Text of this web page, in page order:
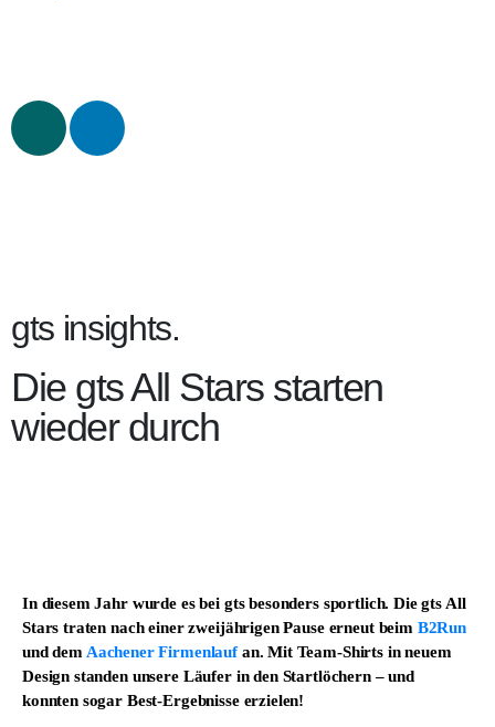
gts insights.
Die gts All Stars starten
wieder durch
In diesem Jahr wurde es bei gts besonders sportlich. Die gts All
Stars traten nach einer zweijährigen Pause erneut beim B2Run
und dem Aachener Firmenlaufan. Mit Team-Shirts in neuem
Design standen unsere Läufer in den Startlöchern – und
konnten sogar Best-Ergebnisse erzielen!